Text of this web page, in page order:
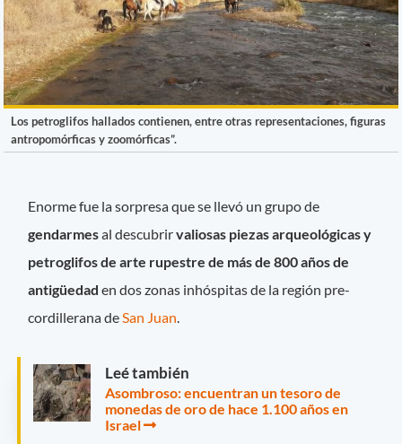
Los petroglifos hallados contienen, entre otras representaciones, figuras
antropomórficas y zoomórficas”.
Enorme fue la sorpresa que se llevó un grupo de
gendarmesal descubrirvaliosas piezas arqueológicas y
petroglifos de arte rupestre de más de 800 años de
antigüedad en dos zonas inhóspitas de la región pre-
cordillerana de San Juan
Leé también
Asombroso: encuentran un tesoro de
monedas de oro de hace 1.100 años en
Israel